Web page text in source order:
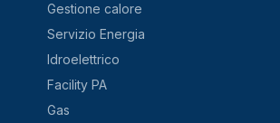
Gestione calore
Servizio Energia
Idroelettrico
Facility PA
Gas